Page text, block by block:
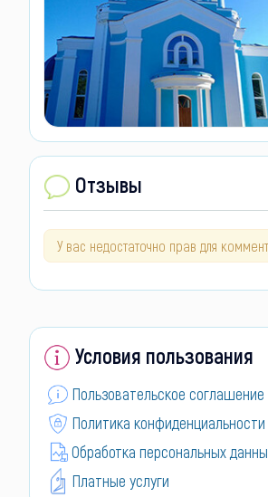
Отзывы
У вас недостаточно прав для
Условия пользования
Пользовательское соглашение
Политика конфиденциальности
Обработка персональных
Платные услуги